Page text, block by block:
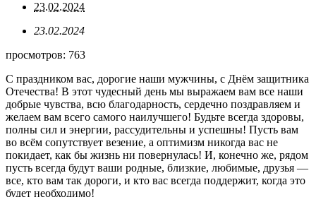
23.02.2024
23.02.2024
просмотров: 763
С праздником вас, дорогие наши мужчины, с Днём защитника
Отечества! В этот чудесный день мы выражаем вам все наши
добрые чувства, всю благодарность, сердечно поздравляем и
желаем вам всего самого наилучшего! Будьте всегда здоровы,
полны сил и энергии, рассудительны и успешны! Пусть вам
во всём сопутствует везение, а оптимизм никогда вас не
покидает, как бы жизнь ни повернулась! И, конечно же, рядом
пусть всегда будут ваши родные, близкие, любимые, друзья —
все, кто вам так дороги, и кто вас всегда поддержит, когда это
будет необходимо!